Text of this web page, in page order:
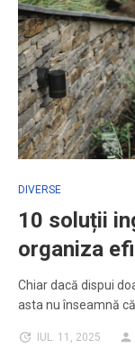
DIVERSE
10 soluții
organiza
Chiar dacă dispui
asta nu înseamnă
IUL. 11, 2025